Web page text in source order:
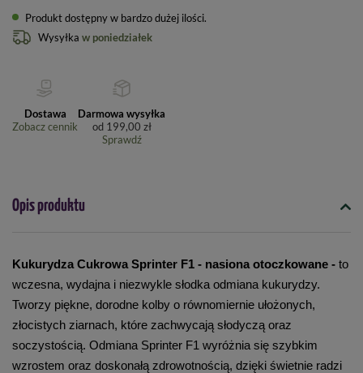
Produkt dostępny w bardzo dużej ilości
Wysyłka w poniedziałek
Dostawa
Zobacz cennik
Darmowa wysyłka
od 199,00 zł
Sprawdź
Opis produktu
Kukurydza Cukrowa Sprinter F1 - nasiona otoczkowane - to
wczesna, wydajna i niezwykle słodka odmiana kukurydzy.
Tworzy piękne, dorodne kolby o równomiernie ułożonych,
złocistych ziarnach, które zachwycają słodyczą oraz
soczystością. Odmiana Sprinter F1 wyróżnia się szybkim
wzrostem oraz doskonałą zdrowotnością, dzięki świetnie radzi